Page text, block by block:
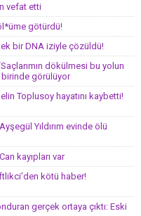
vefat etti
götürdü!
tek bir DNA iziyle çözüldü!
dökülmesi bu yolun
birinde görülüyor
Toplusoy hayatını kaybetti!
Yıldırım evinde ölü
kayıpları var
kötü haber!
gerçek ortaya çıktı: Eski